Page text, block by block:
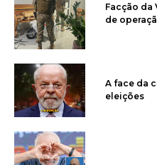
Facção da
de
A face da
eleições